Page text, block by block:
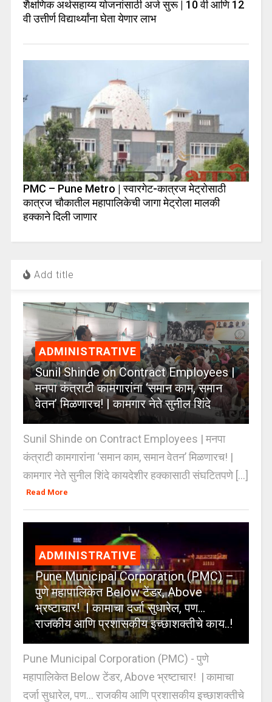
शैक्षणिक अर्थसहाय्य योजनांसाठी अर्ज सुरू | 10 वी आणि 12
वी उत्तीर्ण विद्यार्थ्यांना घेता येणार लाभ
PMC – Pune Metro | स्वारगेट-कात्रज मेट्रोसाठी
कात्रज चौकातील महापालिकेची जागा मेट्रोला मालकी
हक्काने दिली जाणार
Add title
ADMINISTRATIVE
Sunil Shinde on Contract Employees |
मनपा कंत्राटी कामगारांना ‘समान काम, समान
वेतन’ मिळणारच! | कामगार नेते सुनील शिंदे
Sunil Shinde on Contract Employees | मनपा
कंत्राटी कामगारांना ‘समान काम, समान वेतन’ मिळणारच! |
कामगार नेते सुनील शिंदे कायदेशीर हक्कासाठी संघटितपणे [...]
Read More
ADMINISTRATIVE
Pune Municipal Corporation (PMC) –
पुणे महापालिकेत Below टेंडर, Above
भ्रष्टाचार! | कामाचा दर्जा सुधारेल, पण…
राजकीय आणि प्रशासकीय इच्छाशक्तीचे काय..!
Pune Municipal Corporation (PMC) - पुणे
महापालिकेत Below टेंडर, Above भ्रष्टाचार! | कामाचा
दर्जा सुधारेल, पण… राजकीय आणि प्रशासकीय इच्छाशक्तीचे